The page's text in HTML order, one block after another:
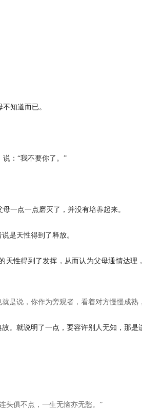
知道而已。
：“我不要你了。”
一点一点磨灭了，并没有培养起来。
是天性得到了释放。
天性得到了发挥，从而认为父母通情达理
是说，你作为旁观者，看着对方慢慢成熟
。就说明了一点，要容许别人无知，那是
头俱不点，一生无恼亦无愁。”